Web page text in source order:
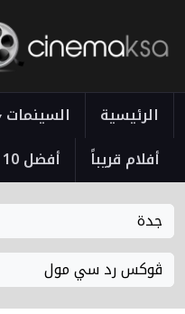
الرئيسية السينمات
أفلام قريباً أفضل 10
جدة
ڤوكس رد سي مول